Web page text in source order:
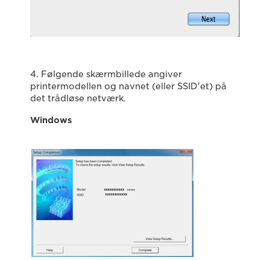
4. Følgende skærmbillede angiver
printermodellen og navnet (eller SSID'et) på
det trådløse netværk.
Windows